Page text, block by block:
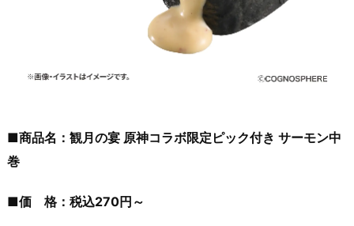
■商品名：観月の宴 原神コラボ限定ピック付き サーモン中
巻
■価 格：税込270円～